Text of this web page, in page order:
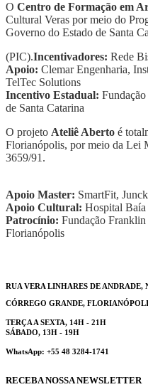
O Centro de Formação em
Cultural Veras por meio do
Governo do Estado de Santa
(PIC).Incentivadores: Rede
Apoio: Clemar Engenharia,
TelTec Solutions
Incentivo Estadual:
de Santa Catarina
O projeto Ateliê Aberto é
Florianópolis, por meio da Lei
3659/91.
Apoio Master: SmartFit,
Apoio Cultural: Hospital
Patrocínio: Fundação Franklin
Florianópolis
RUA VERA LINHARES DE ANDRADE,
CÓRREGO GRANDE,
TERÇA A SEXTA, 14H - 21H
SÁBADO, 13H - 19H
WhatsApp: +55 48 3284-1741
RECEBA NOSSA NEWSLETTER